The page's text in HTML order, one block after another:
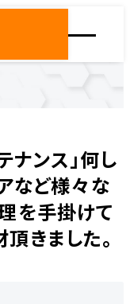
ンス」何し
など様々な
を手掛けて
きました。